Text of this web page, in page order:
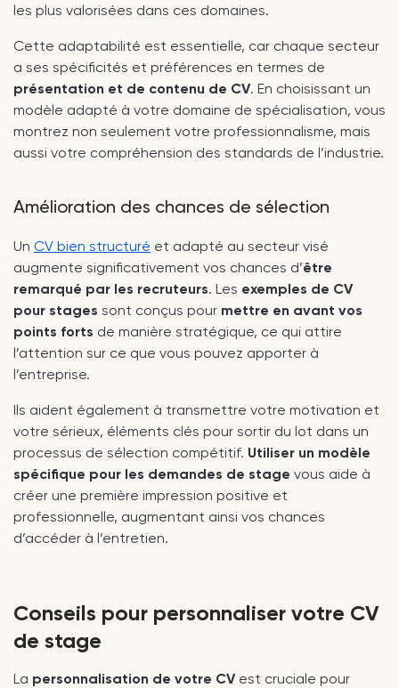
les plus valorisées dans ces domaines.
Cette adaptabilité est essentielle, car chaque secteur
a ses spécificités et préférences en termes de
présentation et de contenu de CV. En choisissant un
modèle adapté à votre domaine de spécialisation, vous
montrez non seulement votre professionnalisme, mais
aussi votre compréhension des standards de l’industrie.
Amélioration des chances de sélection
Un CV bien structuré et adapté au secteur visé
augmente significativement vos chances d’être
remarqué par les recruteurs. Les exemples de CV
pour stages sont conçus pour mettre en avant vos
points forts de manière stratégique, ce qui attire
l’attention sur ce que vous pouvez apporter à
l’entreprise.
Ils aident également à transmettre votre motivation et
votre sérieux, éléments clés pour sortir du lot dans un
processus de sélection compétitif. Utiliser un modèle
spécifique pour les demandes de stage vous aide à
créer une première impression positive et
professionnelle, augmentant ainsi vos chances
d’accéder à l’entretien.
Conseils pour personnaliser votre CV
de stage
La personnalisation de votre CVest cruciale pour